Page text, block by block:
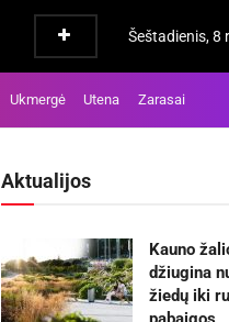
Šeštadienis, 8
Ukmergė Utena Zarasai
Aktualijos
Kauno
džiugina
žiedų iki